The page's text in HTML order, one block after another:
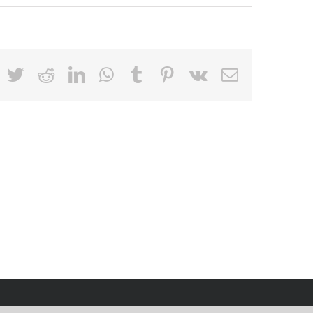
Facebook
TwitterRedditLinkedInWhatsApp
TumblrPinterest
Vk Email